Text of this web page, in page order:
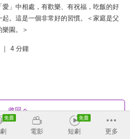
」中相處，有歡樂、有祝福，吃飯的好
。這是一個非常好的習慣。＜家庭是父
園。＞
4 分鐘
收回
電影 短劇 更多